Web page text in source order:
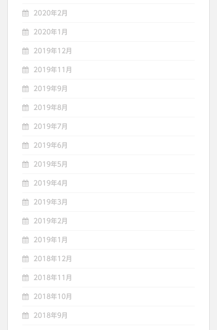
2020年2月
2020年1月
2019年12月
2019年11月
2019年9月
2019年8月
2019年7月
2019年6月
2019年5月
2019年4月
2019年3月
2019年2月
2019年1月
2018年12月
2018年11月
2018年10月
2018年9月